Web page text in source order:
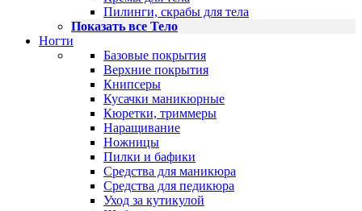
Пилинги, скрабы для тела
Показать все Тело
Ногти
Базовые покрытия
Верхние покрытия
Книпсеры
Кусачки маникюрные
Кюретки, триммеры
Наращивание
Ножницы
Пилки и бафики
Средства для маникюра
Средства для педикюра
Уход за кутикулой